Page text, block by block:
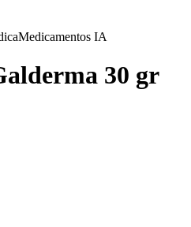
Medicamentos IA
30 gr